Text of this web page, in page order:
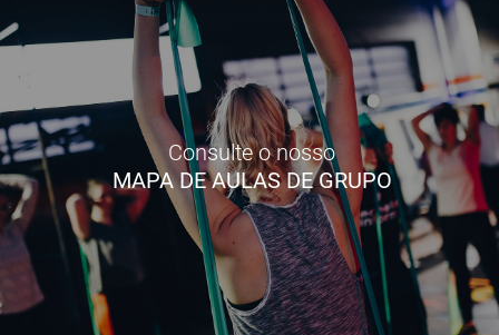
Consulte o nosso
MAPA DE AULAS DE GRUPO